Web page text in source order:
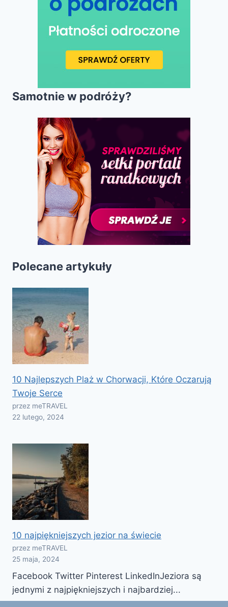
Samotnie w podróży?
Polecane artykuły
10 Najlepszych Plaż w Chorwacji, Które Oczarują
Twoje Serce
przez meTRAVEL
22 lutego, 2024
10 najpiękniejszych jezior na świecie
przez meTRAVEL
25 maja, 2024
Facebook Twitter Pinterest LinkedInJeziora są
jednymi z najpiękniejszych i najbardziej...